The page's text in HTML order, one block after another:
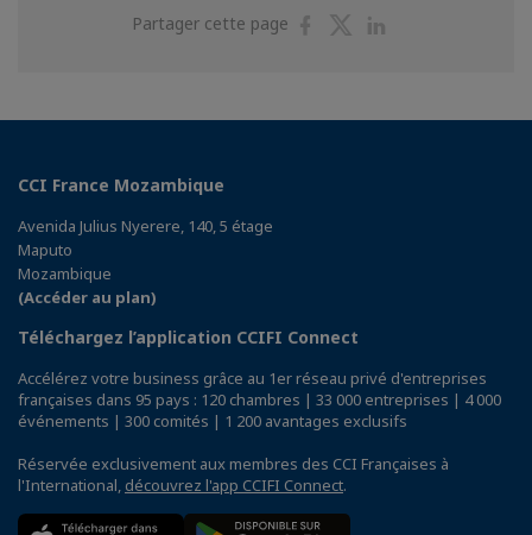
Partager cette page
PartagerPartager
CCI France Mozambique
Avenida Julius Nyerere, 140, 5 étage
Maputo
Mozambique
(Accéder au plan)
Téléchargez l’application CCIFI Connect
Accélérez votre business grâce au 1er réseau privé d'entreprises
françaises dans 95 pays : 120 chambres | 33 000 entreprises | 4 000
événements | 300 comités | 1 200 avantages exclusifs
Réservée exclusivement aux membres des CCI Françaises à
l'International, découvrez l'app CCIFI Connect.